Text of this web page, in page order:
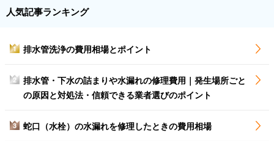
人気記事ランキング
1 排水管洗浄の費用相場とポイント
2
排水管・下水の詰まりや水漏れの修理費用｜発生場所ごと
の原因と対処法・信頼できる業者選びのポイント
3 蛇口（水栓）の水漏れを修理したときの費用相場